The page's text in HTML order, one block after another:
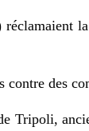
des
Tripoli,